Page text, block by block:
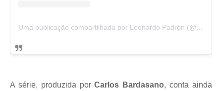
Uma publicação compartilhada por Leonardo Padrón (@leonardopadron)
A série, produzida porCarlos Bardasano, conta ainda